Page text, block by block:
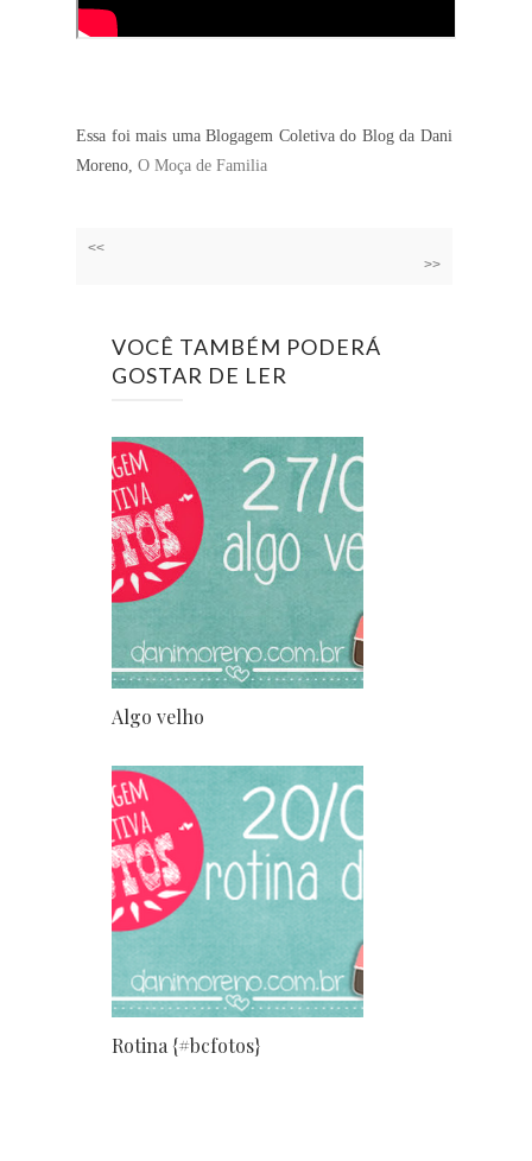
Essa foi mais uma Blogagem Coletiva do Blog da Dani
Moreno, O Moça de Familia
<<
>>
VOCÊ TAMBÉM PODERÁ
GOSTAR DE LER
Algo velho
Rotina {#bcfotos}